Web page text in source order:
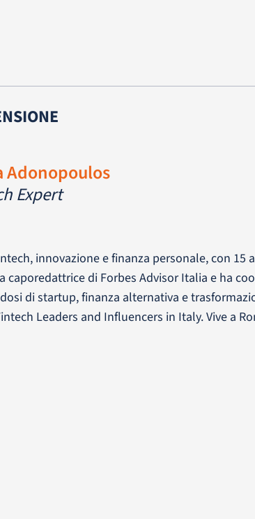
Adonopoulos
Expert
innovazione e finanza personale, con 15
caporedattrice di Forbes Advisor Italia e ha
di startup, finanza alternativa e
Leaders and Influencers in Italy. Vive a